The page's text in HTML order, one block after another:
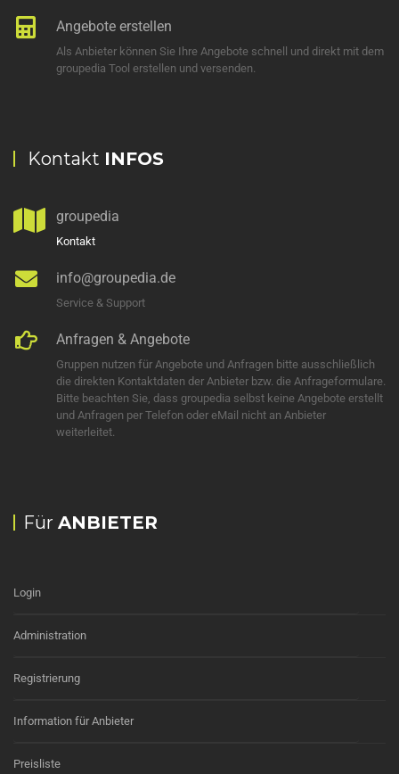
Angebote erstellen
Als Anbieter können Sie Ihre Angebote schnell und direkt mit dem
groupedia Tool erstellen und versenden.
Kontakt INFOS
groupedia
Kontakt
info@groupedia.de
Service & Support
Anfragen & Angebote
Gruppen nutzen für Angebote und Anfragen bitte ausschließlich
die direkten Kontaktdaten der Anbieter bzw. die Anfrageformulare.
Bitte beachten Sie, dass groupedia selbst keine Angebote erstellt
und Anfragen per Telefon oder eMail nicht an Anbieter
weiterleitet.
Für ANBIETER
Login
Administration
Registrierung
Information für Anbieter
Preisliste